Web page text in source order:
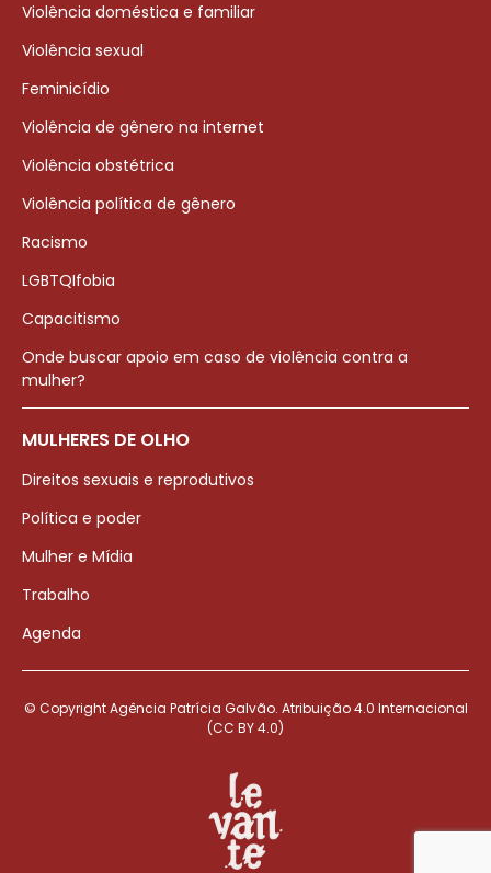
Violência doméstica e familiar
Violência sexual
Feminicídio
Violência de gênero na internet
Violência obstétrica
Violência política de gênero
Racismo
LGBTQIfobia
Capacitismo
Onde buscar apoio em caso de violência contra a
mulher?
MULHERES DE OLHO
Direitos sexuais e reprodutivos
Política e poder
Mulher e Mídia
Trabalho
Agenda
© Copyright Agência Patrícia Galvão. Atribuição 4.0 Internacional
(CC BY 4.0)